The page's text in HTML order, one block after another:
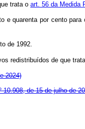
trata o art. 56 da Medida
quarenta por cento
de 1992.
redistribuídos de que
2024)
10.908, de 15 de julho de